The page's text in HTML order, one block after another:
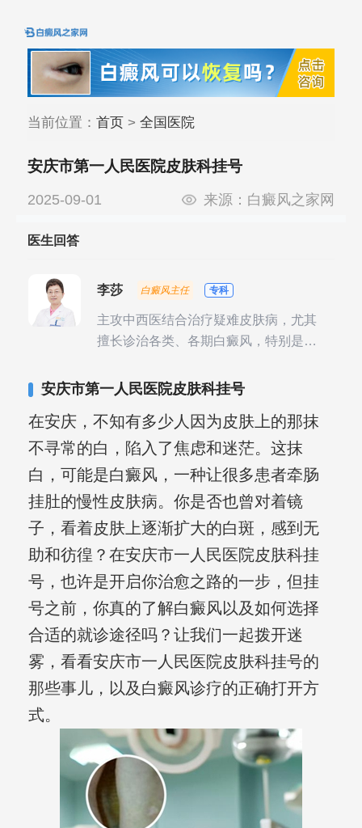
当前位置： 首页> 全国医院
安庆市第一人民医院皮肤科挂号
2025-09-01 来源： 白癜风之家网
医生回答
李莎 白癜风主任 专科
主攻中西医结合治疗疑难皮肤病，尤其
擅长诊治各类、各期白癜风，特别是对
复发期;临床运用中医的辨证施治，理法
安庆市第一人民医院皮肤科挂号
在安庆，不知有多少人因为皮肤上的那抹
不寻常的白，陷入了焦虑和迷茫。这抹
白，可能是白癜风，一种让很多患者牵肠
挂肚的慢性皮肤病。你是否也曾对着镜
子，看着皮肤上逐渐扩大的白斑，感到无
助和彷徨？在安庆市一人民医院皮肤科挂
号，也许是开启你治愈之路的一步，但挂
号之前，你真的了解白癜风以及如何选择
合适的就诊途径吗？让我们一起拨开迷
雾，看看安庆市一人民医院皮肤科挂号的
那些事儿，以及白癜风诊疗的正确打开方
式。